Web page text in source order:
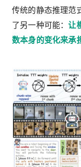
传统的静态推理范
了另一种可能：让
数本身的变化来承